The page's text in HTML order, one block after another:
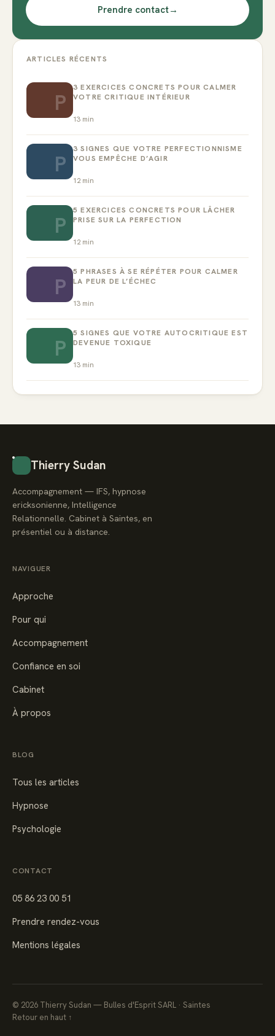
Prendre contact→
ARTICLES RÉCENTS
P
3 EXERCICES CONCRETS POUR CALMER
VOTRE CRITIQUE INTÉRIEUR
13 min
P
3 SIGNES QUE VOTRE PERFECTIONNISME
VOUS EMPÊCHE D’AGIR
12 min
P
5 EXERCICES CONCRETS POUR LÂCHER
PRISE SUR LA PERFECTION
12 min
P
5 PHRASES À SE RÉPÉTER POUR CALMER
LA PEUR DE L’ÉCHEC
13 min
P
5 SIGNES QUE VOTRE AUTOCRITIQUE EST
DEVENUE TOXIQUE
13 min
Thierry Sudan
Accompagnement — IFS, hypnose
ericksonienne, Intelligence
Relationnelle. Cabinet à Saintes, en
présentiel ou à distance.
NAVIGUER
Approche
Pour qui
Accompagnement
Confiance en soi
Cabinet
À propos
BLOG
Tous les articles
Hypnose
Psychologie
CONTACT
05 86 23 00 51
Prendre rendez-vous
Mentions légales
© 2026 Thierry Sudan — Bulles d'Esprit SARL · Saintes
Retour en haut ↑